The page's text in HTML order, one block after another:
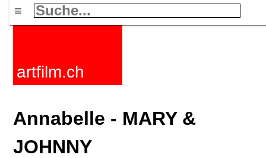
≡
artfilm.ch
Annabelle - MARY &
JOHNNY